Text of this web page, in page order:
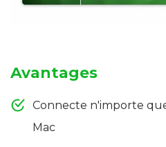
Avantages
Connecte n'importe
Mac